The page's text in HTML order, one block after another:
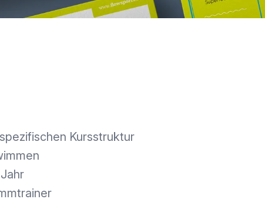
Kursstruktur